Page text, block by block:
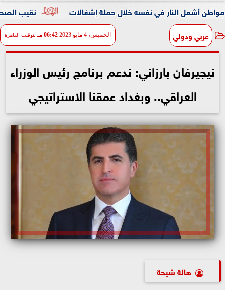
نقيب الصحفيين في نفسه خلال حملة إشغالات
عربي ودولي الخميس، 4 مايو 2023 06:42 مـ بتوقيت القاهرة
نيجيرفان بارزاني: ندعم برنامج رئيس الوزراء
العراقي.. وبغداد عمقنا الاستراتيجي
هالة شيحة